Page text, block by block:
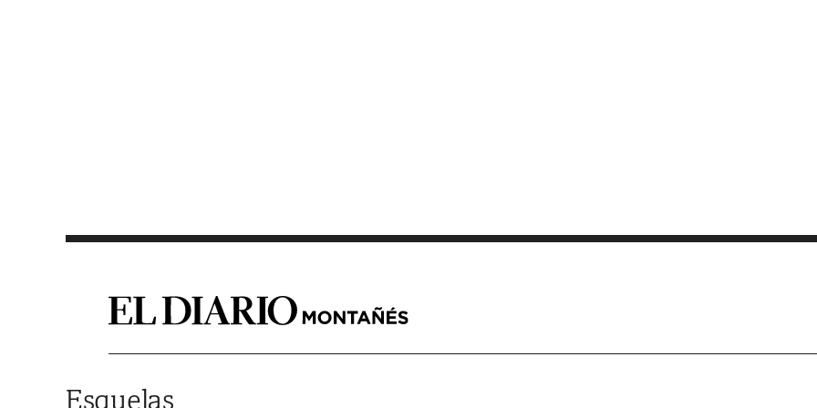
Esquelas